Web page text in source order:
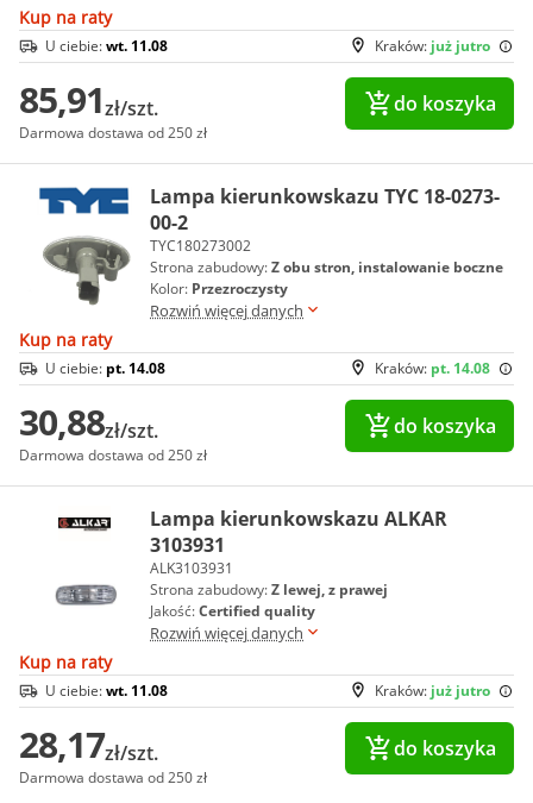
Kup na raty
Kraków: już jutro
U ciebie:wt. 11.08
85,91zł/szt.
Darmowa dostawa od 250 zł
do koszyka
Lampa kierunkowskazu TYC 18-0273-
00-2
TYC180273002
Strona zabudowy:Z obu stron, instalowanie boczne
Kolor: Przezroczysty
Rozwiń więcej danych
Kup na raty
Kraków: pt. 14.08
U ciebie: pt. 14.08
30,88zł/szt.
Darmowa dostawa od 250 zł
do koszyka
Lampa kierunkowskazu ALKAR
3103931
ALK3103931
Strona zabudowy:Z lewej, z prawej
Jakość:Certified quality
Rozwiń więcej danych
Kup na raty
Kraków: już jutro
U ciebie:wt. 11.08
28,17zł/szt.
Darmowa dostawa od 250 zł
do koszyka